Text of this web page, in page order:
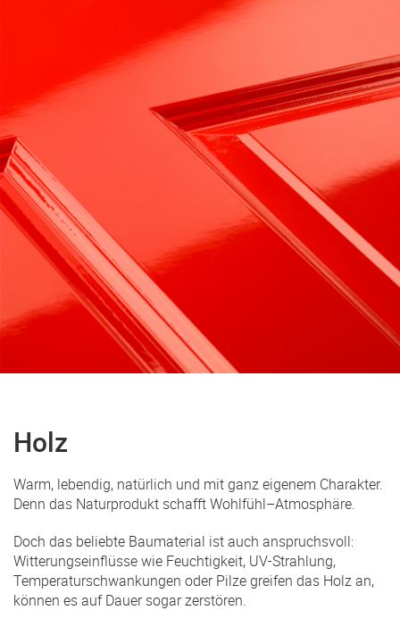
Holz
Warm, lebendig, natürlich und mit ganz eigenem Charakter.
Denn das Naturprodukt schafft Wohlfühl–Atmosphäre.
Doch das beliebte Baumaterial ist auch anspruchsvoll:
Witterungseinflüsse wie Feuchtigkeit, UV-Strahlung,
Temperaturschwankungen oder Pilze greifen das Holz an,
können es auf Dauer sogar zerstören.